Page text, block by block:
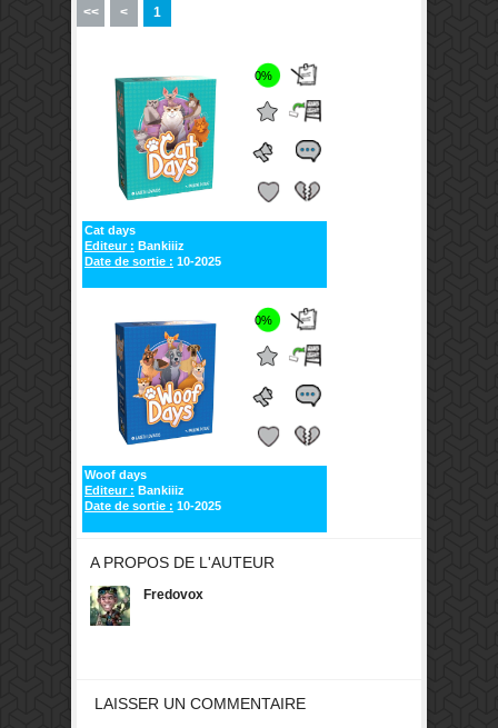
<< < 1
0%
Cat days
Editeur : Bankiiiz
Date de sortie : 10-2025
0%
Woof days
Editeur : Bankiiiz
Date de sortie : 10-2025
A PROPOS DE L'AUTEUR
Fredovox
LAISSER UN COMMENTAIRE